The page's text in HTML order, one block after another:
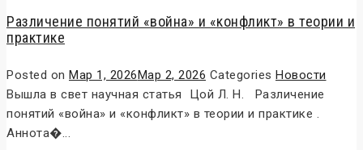
Различение понятий «война» и «конфликт» в теории и
практике
Posted on Мар 1, 2026Мар 2, 2026 Categories Новости
Вышла в свет научная статья Цой Л. Н. Различение
понятий «война» и «конфликт» в теории и практике .
Аннота�...